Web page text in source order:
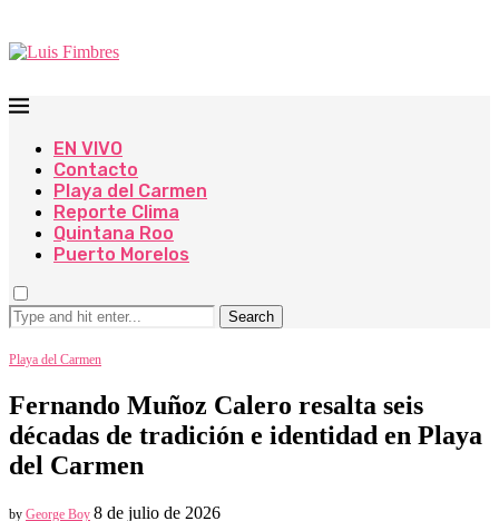
EN VIVO
Contacto
Playa del Carmen
Reporte Clima
Quintana Roo
Puerto Morelos
Search
Playa del Carmen
Fernando Muñoz Calero resalta seis
décadas de tradición e identidad en Playa
del Carmen
by George Boy 8 de julio de 2026